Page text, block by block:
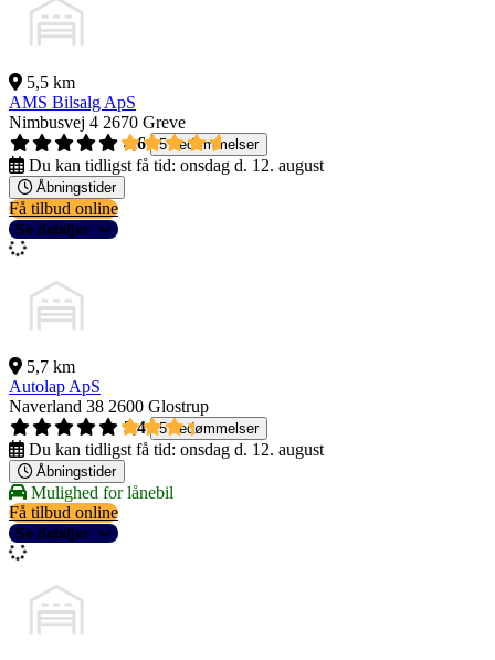
5,5 km
AMS Bilsalg ApS
Nimbusvej 4 2670 Greve
4,6
5 bedømmelser
Du kan tidligst få tid: onsdag d. 12. august
Åbningstider
Få tilbud online
Se detaljer
5,7 km
Autolap ApS
Naverland 38 2600 Glostrup
3,4
5 bedømmelser
Du kan tidligst få tid: onsdag d. 12. august
Åbningstider
Mulighed for lånebil
Få tilbud online
Se detaljer